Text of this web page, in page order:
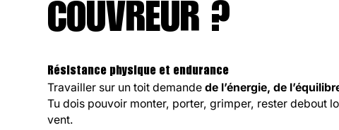
COUVREUR ?
Résistance physique et endurance
Travailler sur un toit demandede l’énergie, de
Tu dois pouvoir monter, porter, grimper, rester debout
vent.